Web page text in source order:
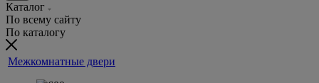
Каталог
По всему сайту
По каталогу
Межкомнатные двери